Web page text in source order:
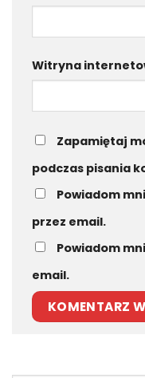
Witryna
Zapamiętaj
podczas pisania
Powiadom
przez email.
Powiadom
email.